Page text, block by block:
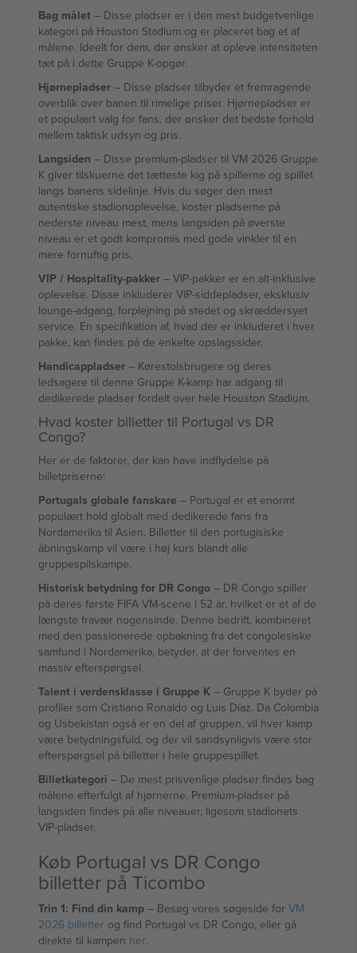
Bag målet – Disse pladser er i den mest budgetvenlige
kategori på Houston Stadium og er placeret bag et af
målene. Ideelt for dem, der ønsker at opleve intensiteten
tæt på i dette Gruppe K-opgør.
Hjørnepladser – Disse pladser tilbyder et fremragende
overblik over banen til rimelige priser. Hjørnepladser er
et populært valg for fans, der ønsker det bedste forhold
mellem taktisk udsyn og pris.
Langsiden – Disse premium-pladser til VM 2026 Gruppe
K giver tilskuerne det tætteste kig på spillerne og spillet
langs banens sidelinje. Hvis du søger den mest
autentiske stadionoplevelse, koster pladserne på
nederste niveau mest, mens langsiden på øverste
niveau er et godt kompromis med gode vinkler til en
mere fornuftig pris.
VIP / Hospitality-pakker – VIP-pakker er en alt-inklusive
oplevelse. Disse inkluderer VIP-siddepladser, eksklusiv
lounge-adgang, forplejning på stedet og skræddersyet
service. En specifikation af, hvad der er inkluderet i hver
pakke, kan findes på de enkelte opslagssider.
Handicappladser – Kørestolsbrugere og deres
ledsagere til denne Gruppe K-kamp har adgang til
dedikerede pladser fordelt over hele Houston Stadium.
Hvad koster billetter til Portugal vs DR
Congo?
Her er de faktorer, der kan have indflydelse på
billetpriserne:
Portugals globale fanskare – Portugal er et enormt
populært hold globalt med dedikerede fans fra
Nordamerika til Asien. Billetter til den portugisiske
åbningskamp vil være i høj kurs blandt alle
gruppespilskampe.
Historisk betydning for DR Congo – DR Congo spiller
på deres første FIFA VM-scene i 52 år, hvilket er et af de
længste fravær nogensinde. Denne bedrift, kombineret
med den passionerede opbakning fra det congolesiske
samfund i Nordamerika, betyder, at der forventes en
massiv efterspørgsel.
Talent i verdensklasse i Gruppe K – Gruppe K byder på
profiler som Cristiano Ronaldo og Luis Díaz. Da Colombia
og Usbekistan også er en del af gruppen, vil hver kamp
være betydningsfuld, og der vil sandsynligvis være stor
efterspørgsel på billetter i hele gruppespillet.
Billetkategori – De mest prisvenlige pladser findes bag
målene efterfulgt af hjørnerne. Premium-pladser på
langsiden findes på alle niveauer, ligesom stadionets
VIP-pladser.
Køb Portugal vs DR Congo
billetter på Ticombo
Trin 1: Find din kamp – Besøg vores søgeside for VM
2026 billetter og find Portugal vs DR Congo, eller gå
direkte til kampen her.